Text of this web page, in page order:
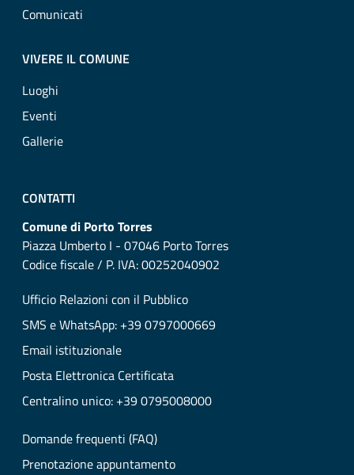
Comunicati
VIVERE IL COMUNE
Luoghi
Eventi
Gallerie
CONTATTI
Comune di Porto Torres
Piazza Umberto I - 07046 Porto Torres
Codice fiscale / P. IVA: 00252040902
Ufficio Relazioni con il Pubblico
SMS e WhatsApp: +39 0797000669
Email istituzionale
Posta Elettronica Certificata
Centralino unico: +39 0795008000
Domande frequenti (FAQ)
Prenotazione appuntamento